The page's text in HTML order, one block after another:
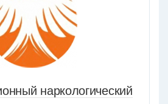
наркологический